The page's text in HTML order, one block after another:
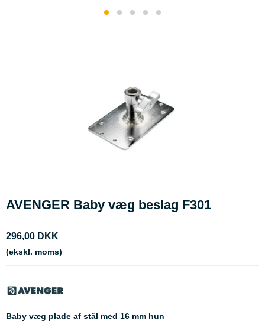
AVENGER Baby væg beslag F301
296,00 DKK
(ekskl. moms)
Baby væg plade af stål med 16 mm hun